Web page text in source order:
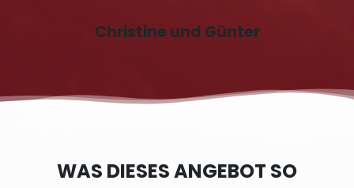
Christine und Günter
WAS DIESES ANGEBOT SO